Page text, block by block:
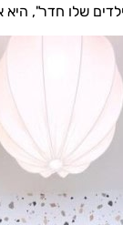
שלו חדר", היא